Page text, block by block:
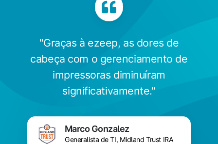
"Graças à ezeep, as dores de
cabeça com o gerenciamento de
impressoras diminuíram
significativamente."
Marco Gonzalez
Generalista de TI, Midland Trust IRA
Gonzalez